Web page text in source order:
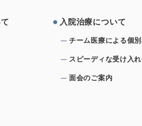
⼊院治療について
チーム医療による個
スピーディな受け⼊れ
⾯会のご案内